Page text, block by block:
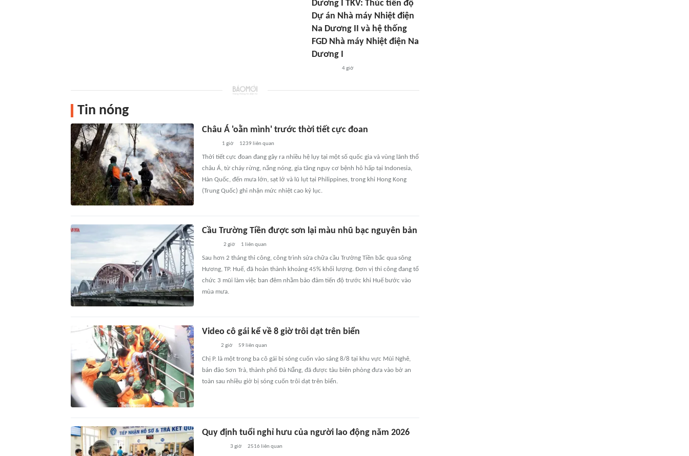
Dương I TKV: Thúc tiến độ
Dự án Nhà máy Nhiệt điện
Na Dương II và hệ thống
FGD Nhà máy Nhiệt điện Na
Dương I
4 giờ
Tin nóng
Châu Á 'oằn mình' trước thời tiết cực đoan
1 giờ 1239 liên quan
Thời tiết cực đoan đang gây ra nhiều hệ lụy tại một số quốc gia và vùng lãnh thổ
châu Á, từ cháy rừng, nắng nóng, gia tăng nguy cơ bệnh hô hấp tại Indonesia,
Hàn Quốc, đến mưa lớn, sạt lở và lũ lụt tại Philippines, trong khi Hong Kong
(Trung Quốc) ghi nhận mức nhiệt cao kỷ lục.
Cầu Trường Tiền được sơn lại màu nhũ bạc nguyên bản
2 giờ 1 liên quan
Sau hơn 2 tháng thi công, công trình sửa chữa cầu Trường Tiền bắc qua sông
Hương, TP. Huế, đã hoàn thành khoảng 45% khối lượng. Đơn vị thi công đang tổ
chức 3 mũi làm việc ban đêm nhằm bảo đảm tiến độ trước khi Huế bước vào
mùa mưa.
Video cô gái kể về 8 giờ trôi dạt trên biển
2 giờ 59 liên quan
Chị P. là một trong ba cô gái bị sóng cuốn vào sáng 8/8 tại khu vực Mũi Nghê,
bán đảo Sơn Trà, thành phố Đà Nẵng, đã được tàu biên phòng đưa vào bờ an
toàn sau nhiều giờ bị sóng cuốn trôi dạt trên biển.
Quy định tuổi nghỉ hưu của người lao động năm 2026
3 giờ 2516 liên quan